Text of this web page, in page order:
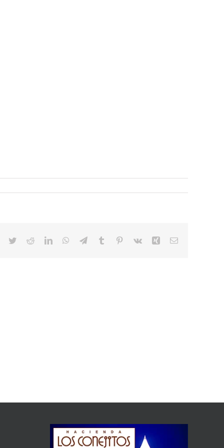
Facebook
TwitterRedditLinkedInWhatsApp
TelegramTumblr Pinterest
Vk Xing Correo